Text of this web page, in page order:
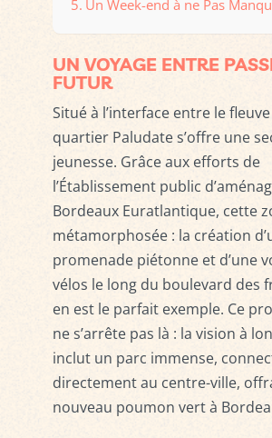
Un Week-end à ne Pas
UN VOYAGE ENTRE
FUTUR
Situé à l’interface entre le
quartier Paludate s’offre une
jeunesse. Grâce aux efforts de
l’Établissement public
Bordeaux Euratlantique, cette
métamorphosée : la création
promenade piétonne et d’une
vélos le long du boulevard des
en est le parfait exemple. Ce
ne s’arrête pas là : la vision à
inclut un parc immense,
directement au centre-ville,
nouveau poumon vert à